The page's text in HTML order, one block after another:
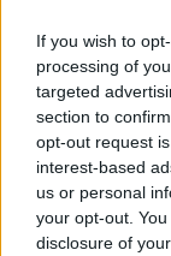
If you wish to
processing of
targeted
section to
opt-out request
interest-based
us or personal
your opt-out.
disclosure of
Hallgasd
legfrissebb